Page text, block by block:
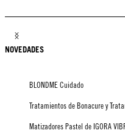
NOVEDADES
BLONDME Cuidado
Tratamientos de Bonacure y
Matizadores Pastel de IGORA